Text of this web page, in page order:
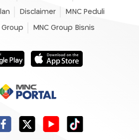
Disclaimer MNC Peduli
Group MNC Group Bisnis